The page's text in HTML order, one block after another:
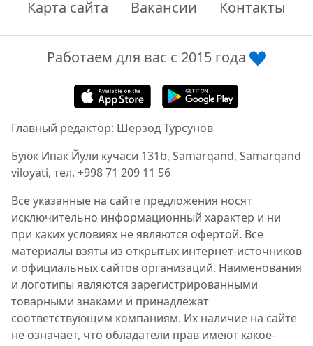
Карта сайта
Вакансии Контакты
Работаем для вас с 2015 года
Главный редактор: Шерзод Турсунов
Буюк Ипак Йули кучаси 131b, Samarqand, Samarqand
viloyati, тел. +998 71 209 11 56
Все указанные на сайте предложения носят
исключительно информационный характер и ни
при каких условиях не являются офертой. Все
материалы взяты из открытых интернет-источников
и официальных сайтов организаций. Наименования
и логотипы являются зарегистрированными
товарными знаками и принадлежат
соответствующим компаниям. Их наличие на сайте
не означает, что обладатели прав имеют какое-